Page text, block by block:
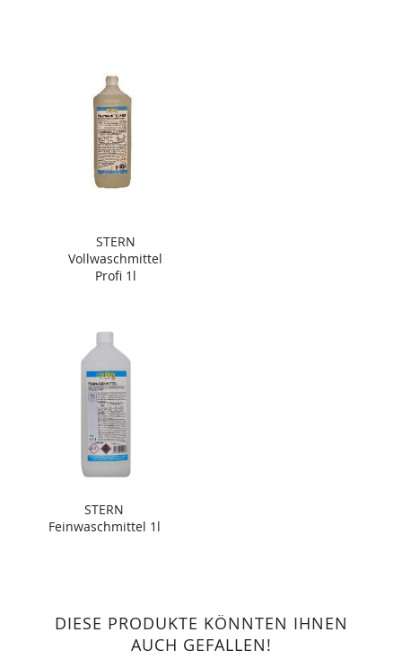
STERN
Vollwaschmittel
Profi 1l
STERN
Feinwaschmittel 1l
DIESE PRODUKTE KÖNNTEN IHNEN
AUCH GEFALLEN!